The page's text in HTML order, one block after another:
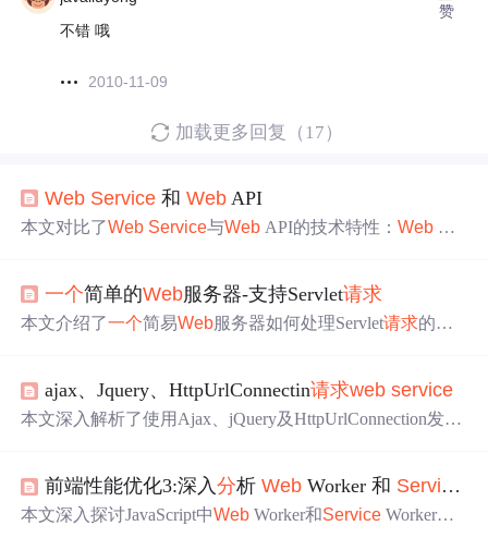
不错 哦
2010-11-09
赞
加载更多回复（17）
Web Service 和Web API
本文对比了Web Service与Web API的技术特性：Web Ser
语言跨平台能力，轻量高效，成为现代应用主流。重点涵
盖调用方式、协议差异及实际开发适用场景。
一个简单的Web服务器-支持Servlet请求
本文介绍了一个简易Web服务器如何处理Servlet请求的过
ajax、Jquery、HttpUrlConnectin请求web service
本文深入解析了使用Ajax、jQuery及HttpUrlConnection发起
前端性能优化3:深入分析Web Worker 和 Service
本文深入探讨JavaScript中Web Worker和Service Worker的